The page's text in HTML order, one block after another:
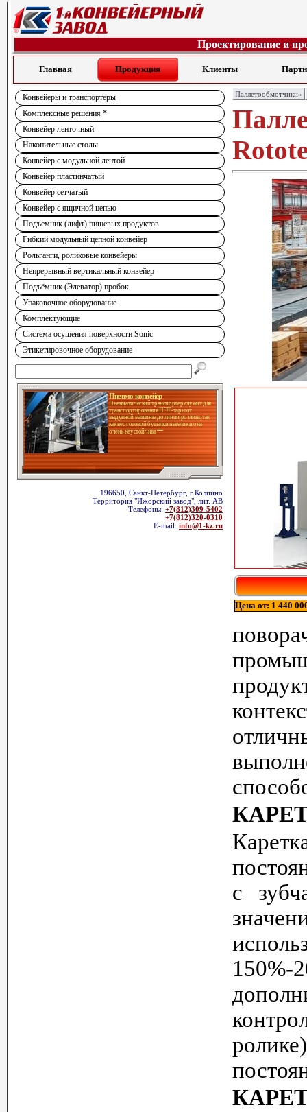
Проектирование и
Главная Продукция Клиенты
Конвейеры и транспортеры
Комплексные решения *
Конвейер ленточный
Накопительные столы
Конвейер с модульной лентой
Конвейер пластинчатый
Конвейер сетчатый
Конвейер с ящичной цепью
Подъемник (лифт) пищевых продуктов
Гибкий модульный цепной конвейер
Рольганги, роликовые конвейеры
Непрерывный вертикальный конвейер
Подъёмник (Элеватор) пробок
Упаковочное оборудование
Комплектующие
Система осушения поверхности Sonic
Этикетировочное оборудование
Пневмо конвейер
Пневматический транспортер служит для
транспортирования ПЭТ-тары от
выдувной машины до линии розлива, так
как вес готовой бутылки невелик и она
очень неустойчива
196650, Санкт-Петербург, г.Колпино
Территория "Ижорский завод", лит. АВ
Телефоны: +7(812)309-5402
+7(812)320-0310
E-mail: info@1-kz.ru
Паллетообмотчики»
Цена от: 1 440
с